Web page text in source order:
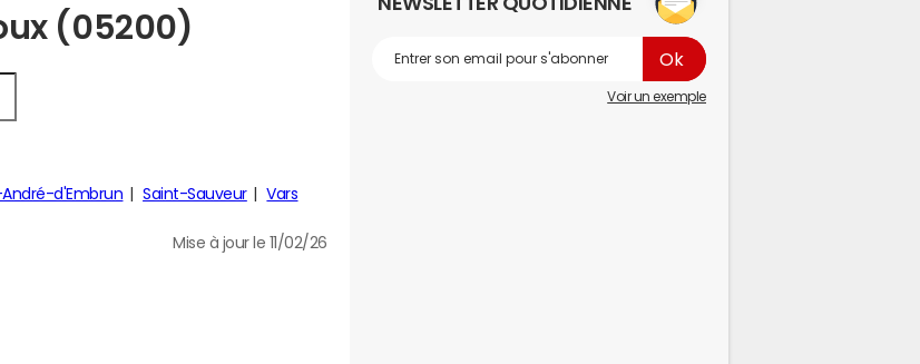
(05200)
d'Embrun Saint-Sauveur Vars
Mise à jour le 11/02/26
Voir un exemple